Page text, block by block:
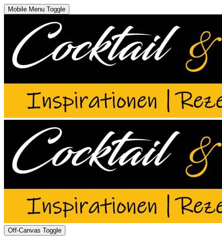
Mobile Menu Toggle
Off-Canvas Toggle